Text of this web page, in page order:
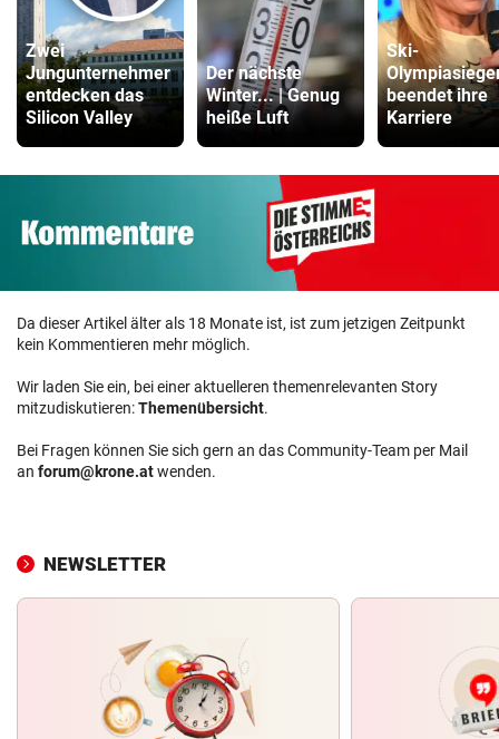
Zwei
Jungunternehmer
entdecken das
Silicon Valley
Der nächste
Winter... | Genug
heiße Luft
Ski-
beendet ihre
Karriere
Da dieser Artikel älter als 18 Monate ist, ist zum jetzigen Zeitpunkt
kein Kommentieren mehr möglich.
Wir laden Sie ein, bei einer aktuelleren themenrelevanten Story
mitzudiskutieren:Themenübersicht.
Bei Fragen können Sie sich gern an das Community-Team per Mail
an forum@krone.atwenden.
NEWSLETTER